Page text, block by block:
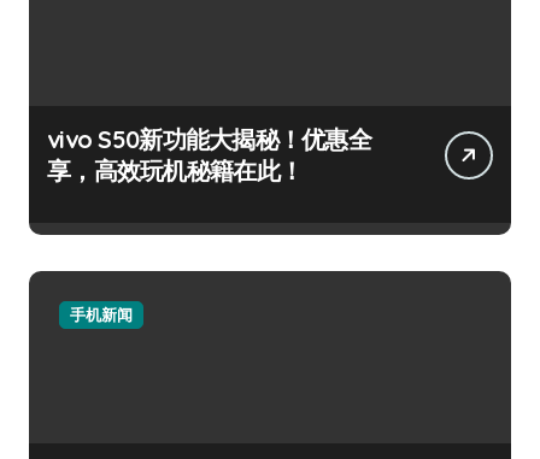
vivo S50新功能大揭秘！优惠全
享，高效玩机秘籍在此！
手机新闻